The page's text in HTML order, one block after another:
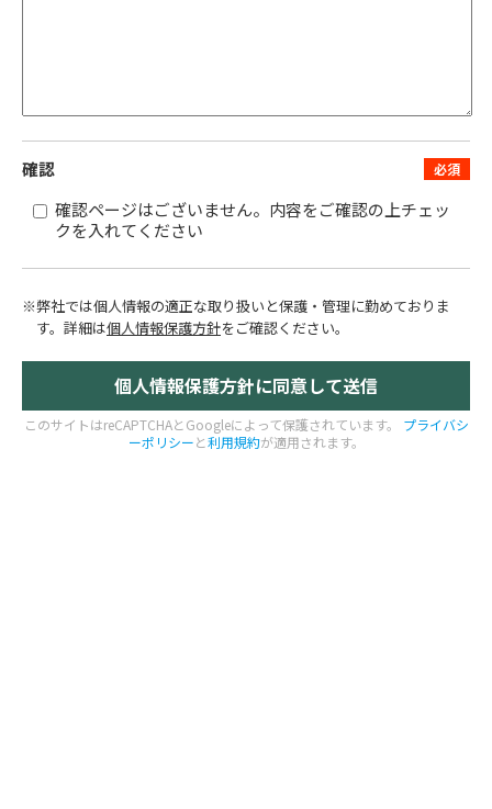
確認
確認ページはございません。内容をご確認の上チェッ
クを入れてください
※弊社では個人情報の適正な取り扱いと保護・管理に勤めておりま
す。 詳細は個人情報保護方針をご確認ください。
このサイトはreCAPTCHAとGoogleによって保護されています。
プライバシ
ーポリシーと利用規約が適用されます。